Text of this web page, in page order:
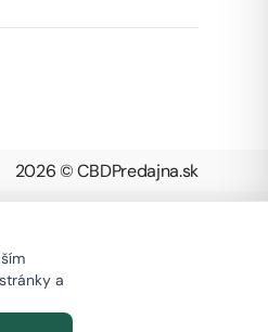
2026 © CBDPredajna.sk
a